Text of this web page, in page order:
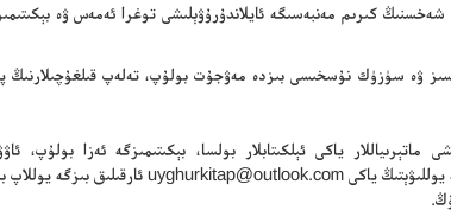
كىرىم مەنبەسىگە ئايلاندۇرۇۋېلىشى توغرا ئەمەس ۋە
ۋە سۈزۈك نۇسخىسى بىزدە مەۋجۇت بولۇپ، تەلەپ قىلغۇچىلارنىڭ
ياكى ئېلكىتابلار بولسا، بېكىتىمىزگە ئەزا بولۇپ،
ياكى uyghurkitap@outlook.com ئارقىلىق بىزگە يوللاپ